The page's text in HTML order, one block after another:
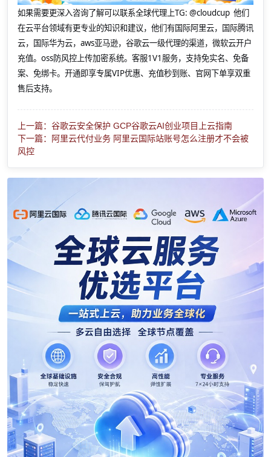
如果需要更深入咨询了解可以联系全球代理上TG: @cloudcup 他们
在云平台领域有更专业的知识和建议，他们有国际阿里云，国际腾讯
云，国际华为云，aws亚马逊，谷歌云一级代理的渠道，微软云开户
充值。oss防风控上传加密系统。客服1V1服务，支持免实名、免备
案、免绑卡。开通即享专属VIP优惠、充值秒到账、官网下单享双重
售后支持。
上一篇：谷歌云安全保护 GCP谷歌云AI创业项目上云指南
下一篇：阿里云代付业务 阿里云国际站账号怎么注册才不会被
风控